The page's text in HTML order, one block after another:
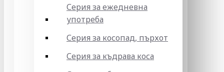
Серия за ежедневна
употреба
Серия за косопад, пърхот
Серия за къдрава коса